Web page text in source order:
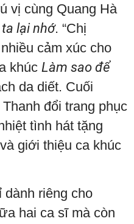
vị cùng Quang Hà
lại nhớ. “Chị
cảm xúc cho
khúc Làm sao để
da diết. Cuối
đổi trang phục
tình hát tặng
giới thiệu ca khúc
dành riêng cho
hai ca sĩ mà còn